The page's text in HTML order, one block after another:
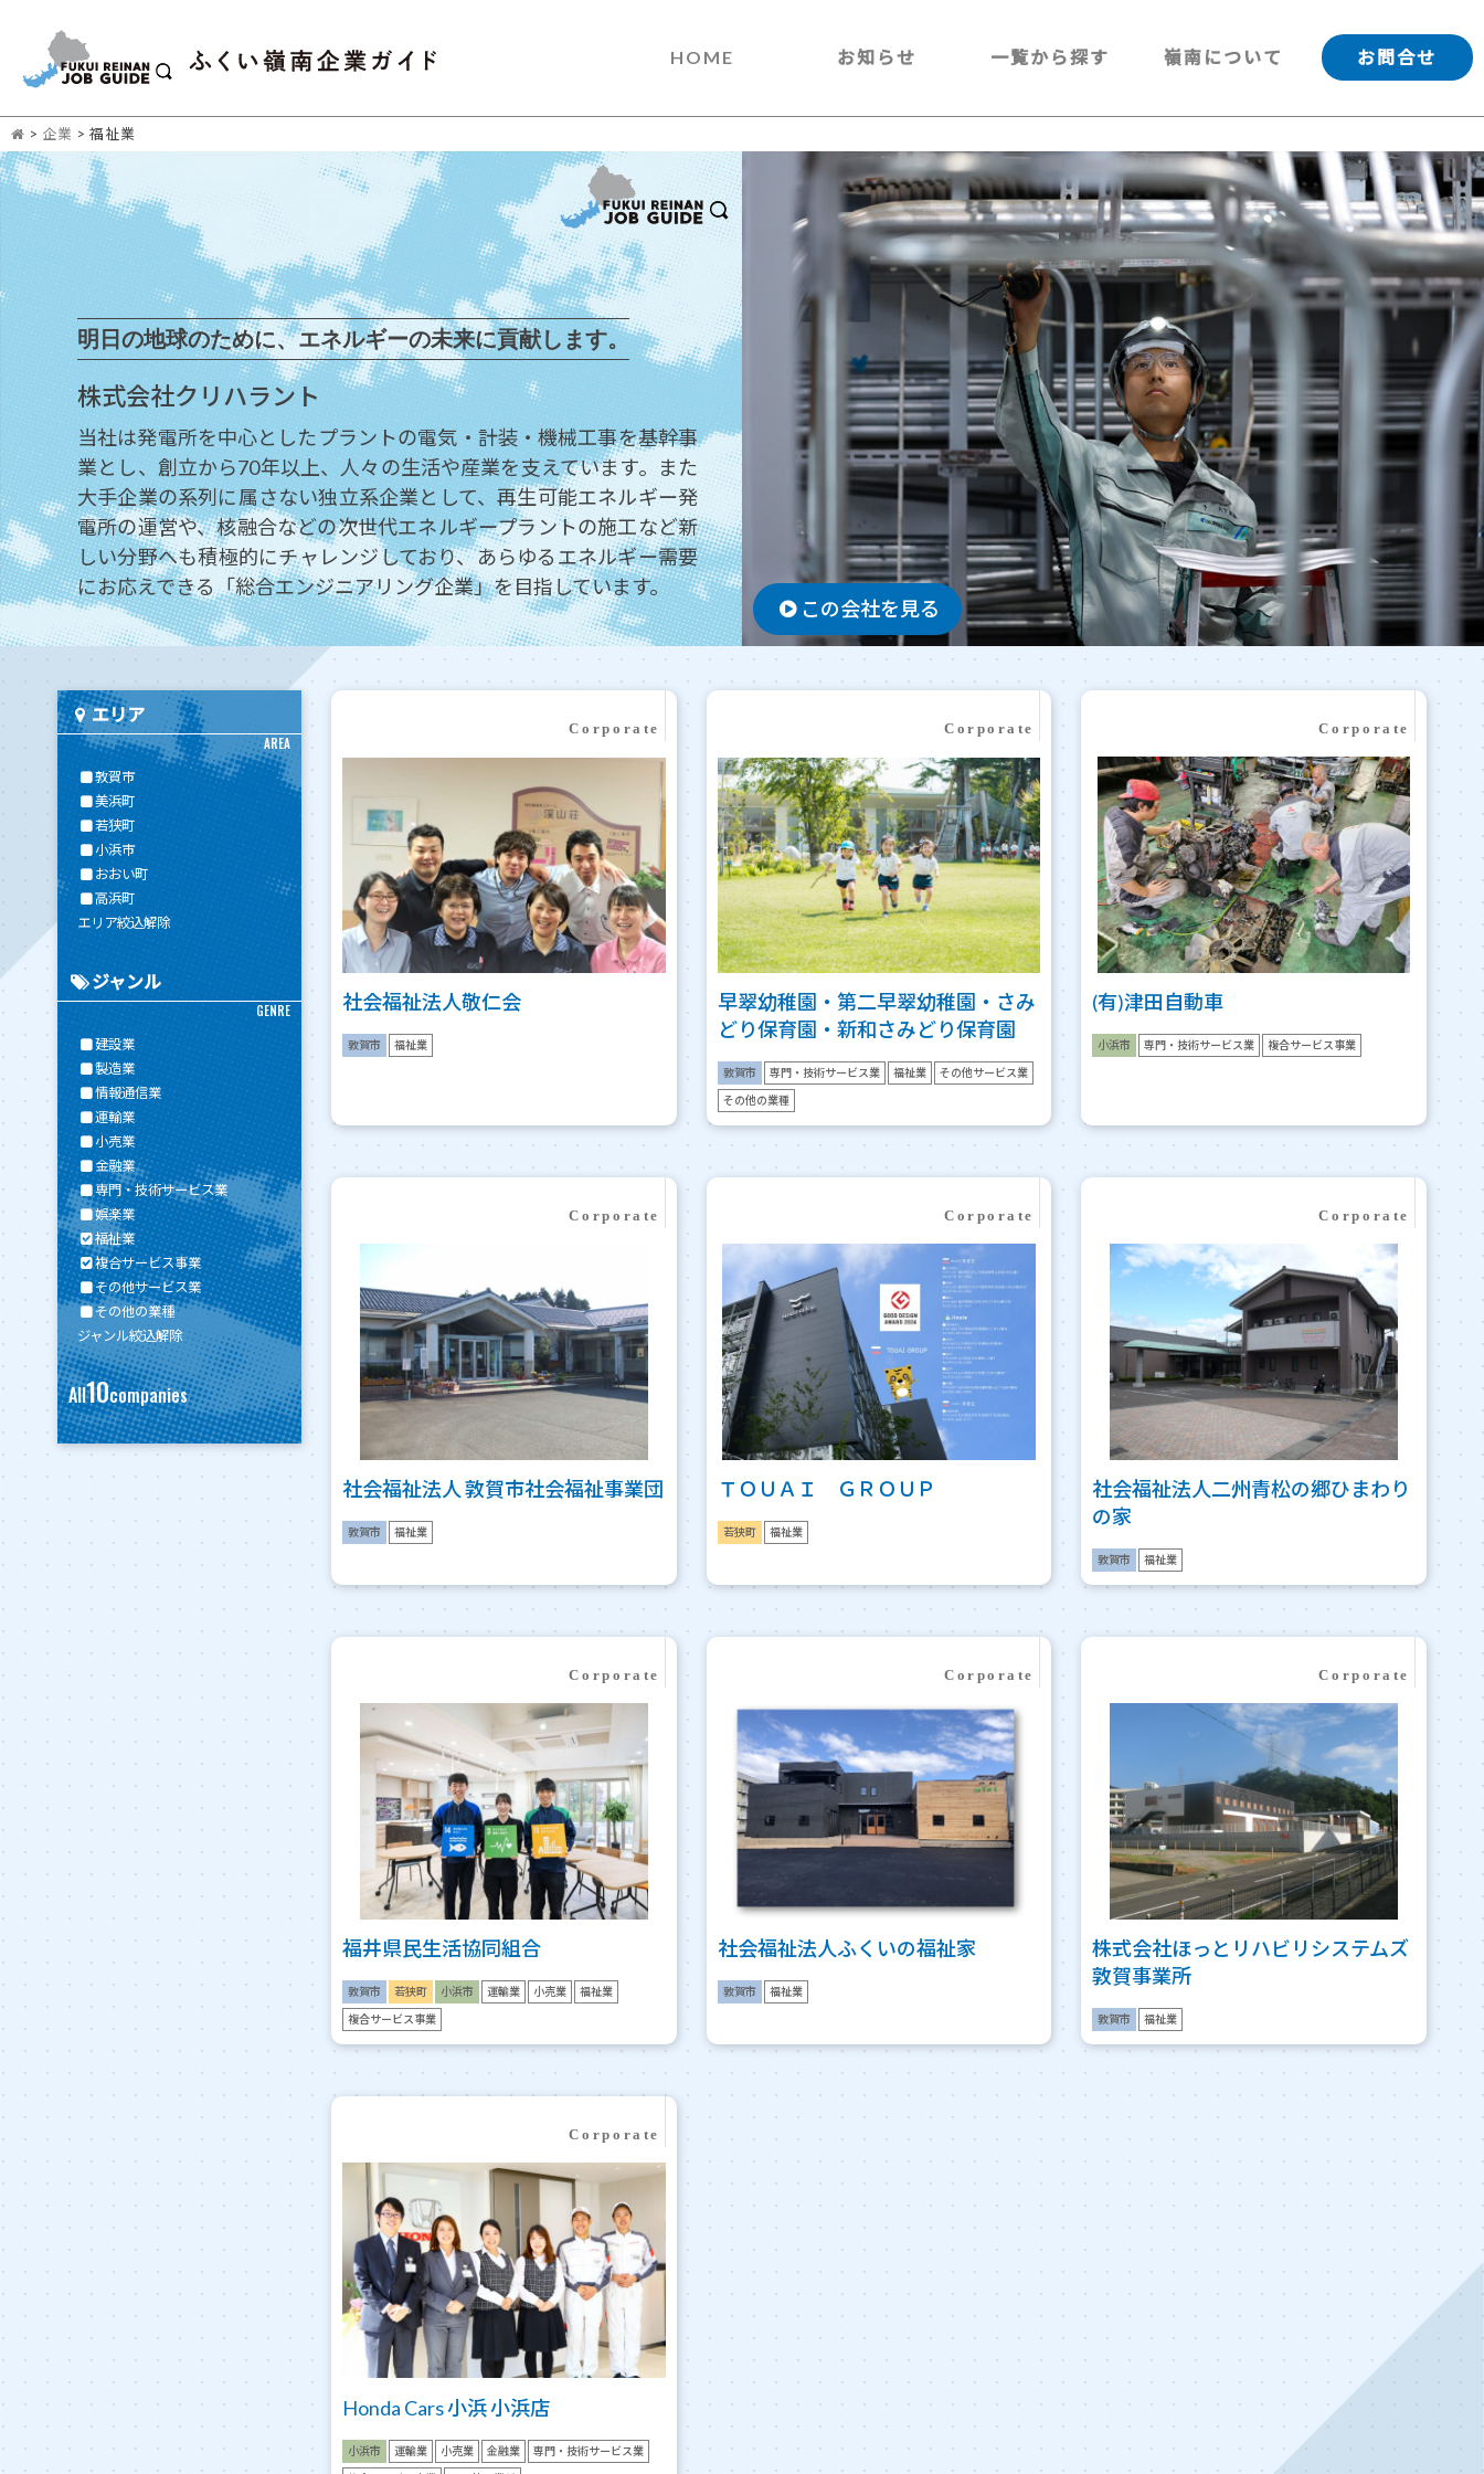
HOME お知らせ 一覧から探す 嶺南について お問合せ
> 企業 > 福祉業
明日の地球のために、エネルギーの未来に貢献します。
株式会社クリハラント
当社は発電所を中心としたプラントの電気・計装・機械工事を基幹事
業とし、創立から70年以上、人々の生活や産業を支えています。また
大手企業の系列に属さない独立系企業として、再生可能エネルギー発
電所の運営や、核融合などの次世代エネルギープラントの施工など新
しい分野へも積極的にチャレンジしており、あらゆるエネルギー需要
にお応えできる「総合エンジニアリング企業」を目指しています。
この会社を見る
エリア
AREA
敦賀市
美浜町
若狭町
小浜市
おおい町
高浜町
エリア絞込解除
ジャンル
GENRE
建設業
製造業
情報通信業
運輸業
小売業
金融業
専門・技術サービス業
娯楽業
福祉業
複合サービス事業
その他サービス業
その他の業種
ジャンル絞込解除
All10companies
社会福祉法人敬仁会
敦賀市 福祉業
早翠幼稚園・第二早翠幼稚園・さみ
どり保育園・新和さみどり保育園
敦賀市 専門・技術サービス業 福祉業 その他サービス業
その他の業種
(有)津田自動車
小浜市 専門・技術サービス業 複合サービス事業
社会福祉法人 敦賀市社会福祉事業団
敦賀市 福祉業
ＴＯＵＡＩ ＧＲＯＵＰ
若狭町 福祉業
社会福祉法人二州青松の郷ひまわり
の家
敦賀市 福祉業
福井県民生活協同組合
敦賀市 若狭町 小浜市 運輸業 小売業 福祉業
複合サービス事業
社会福祉法人ふくいの福祉家
敦賀市 福祉業
株式会社ほっとリハビリシステムズ
敦賀事業所
敦賀市 福祉業
Honda Cars 小浜 小浜店
小浜市 運輸業 小売業 金融業 専門・技術サービス業